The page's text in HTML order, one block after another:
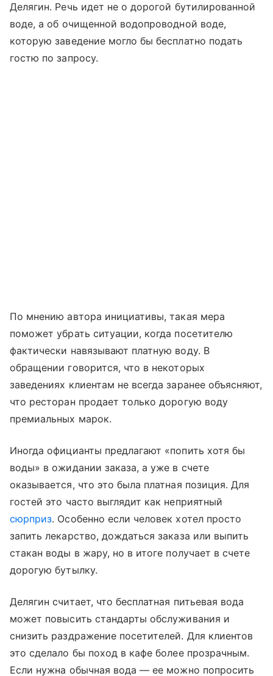
Делягин. Речь идет не о дорогой бутилированной
воде, а об очищенной водопроводной воде,
которую заведение могло бы бесплатно подать
гостю по запросу.
По мнению автора инициативы, такая мера
поможет убрать ситуации, когда посетителю
фактически навязывают платную воду. В
обращении говорится, что в некоторых
заведениях клиентам не всегда заранее объясняют,
что ресторан продает только дорогую воду
премиальных марок.
Иногда официанты предлагают «попить хотя бы
воды» в ожидании заказа, а уже в счете
оказывается, что это была платная позиция. Для
гостей это часто выглядит как неприятный
сюрприз. Особенно если человек хотел просто
запить лекарство, дождаться заказа или выпить
стакан воды в жару, но в итоге получает в счете
дорогую бутылку.
Делягин считает, что бесплатная питьевая вода
может повысить стандарты обслуживания и
снизить раздражение посетителей. Для клиентов
это сделало бы поход в кафе более прозрачным.
Если нужна обычная вода — ее можно попросить